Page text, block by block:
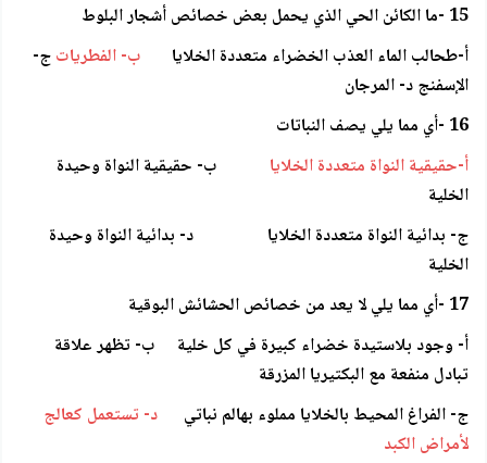
15 -ما الكائن الحي الذي يحمل بعض خصائص أشجار البلوط
أ-طحالب الماء العذب الخضراء متعددة الخلايا ب- الفطرياتج-
الإسفنج د- المرجان
16 -أي مما يلي يصف النباتات
أ-حقيقية النواة متعددة الخلايا
ب- حقيقية النواة وحيدة
الخلية
ج- بدائية النواة متعددة الخلايا د- بدائية النواة وحيدة
الخلية
17 -أي مما يلي لا يعد من خصائص الحشائش البوقية
أ- وجود بلاستيدة خضراء كبيرة في كل خلية ب- تظهر علاقة
تبادل منفعة مع البكتيريا المزرقة
ج- الفراغ المحيط بالخلايا مملوء بهالم نباتي
د- تستعمل كعالج
لأمراض الكبد